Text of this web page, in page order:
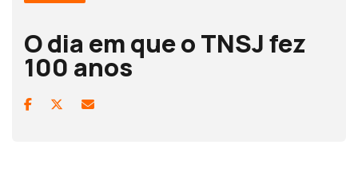
O dia em que o TNSJ fez
100 anos